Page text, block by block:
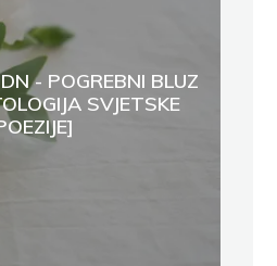
- POGREBNI BLUZ
SVJETSKE